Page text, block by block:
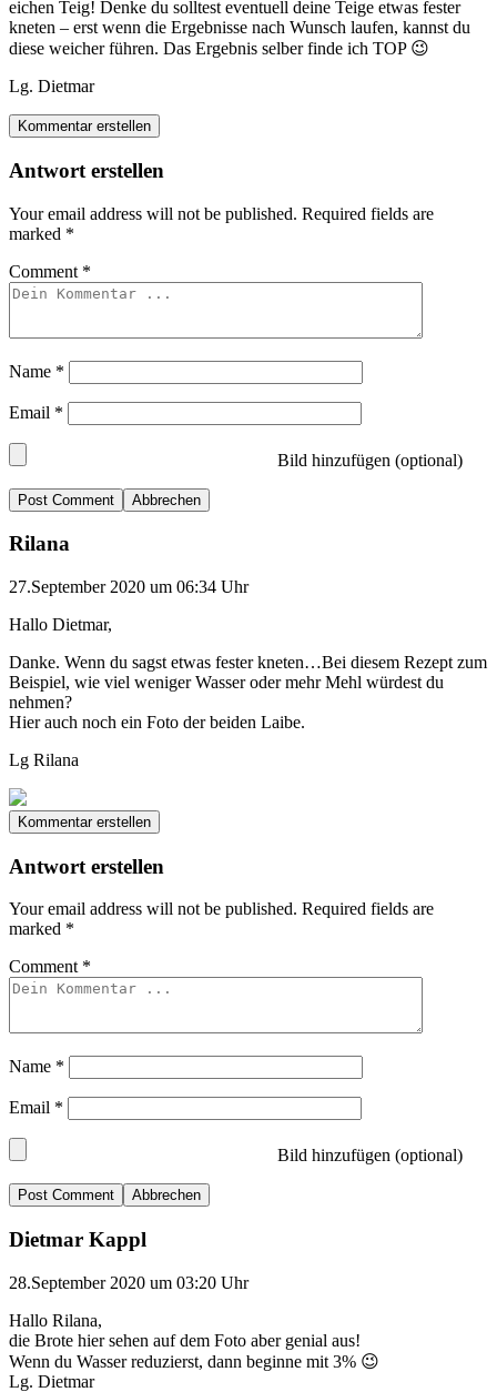
eichen Teig! Denke du solltest eventuell deine Teige etwas fester
kneten – erst wenn die Ergebnisse nach Wunsch laufen, kannst du
diese weicher führen. Das Ergebnis selber finde ich TOP 😉
Lg. Dietmar
Kommentar erstellen
Antwort erstellen
Your email address will not be published. Required fields are
marked *
Comment *
Name *
Email *
Bild hinzufügen (optional)
Abbrechen
Rilana
27.September 2020 um 06:34 Uhr
Hallo Dietmar,
Danke. Wenn du sagst etwas fester kneten…Bei diesem Rezept zum
Beispiel, wie viel weniger Wasser oder mehr Mehl würdest du
nehmen?
Hier auch noch ein Foto der beiden Laibe.
Lg Rilana
Kommentar erstellen
Antwort erstellen
Your email address will not be published. Required fields are
marked *
Comment *
Name *
Email *
Bild hinzufügen (optional)
Abbrechen
Dietmar Kappl
28.September 2020 um 03:20 Uhr
Hallo Rilana,
die Brote hier sehen auf dem Foto aber genial aus!
Wenn du Wasser reduzierst, dann beginne mit 3% 😉
Lg. Dietmar